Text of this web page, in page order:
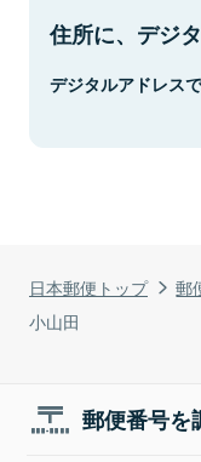
日本郵便トップ 郵
小山田
住所に、デジ
デジタルアドレス
郵便番号を